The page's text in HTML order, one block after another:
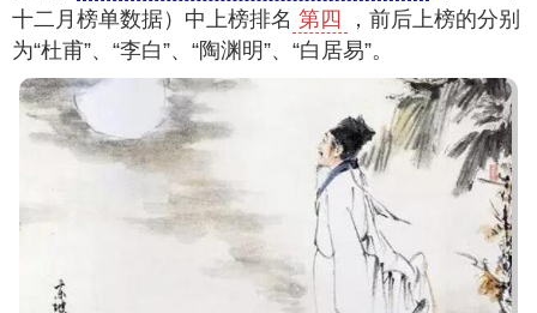
十二月榜单数据）中上榜排名 第四
，前后上榜的分别
为“杜甫”、“李白”、“陶渊明”、“白居易”。